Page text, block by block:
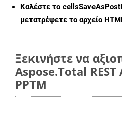
Καλέστε το
μετατρέψετε το αρχείο
Ξεκινήστε να
Aspose.Total REST
PPTM